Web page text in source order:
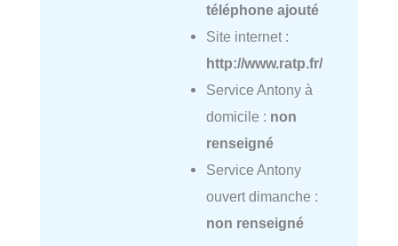
téléphone ajouté
Site internet :
http://www.ratp.fr/
Service Antony à
domicile : non
renseigné
Service Antony
ouvert dimanche :
non renseigné